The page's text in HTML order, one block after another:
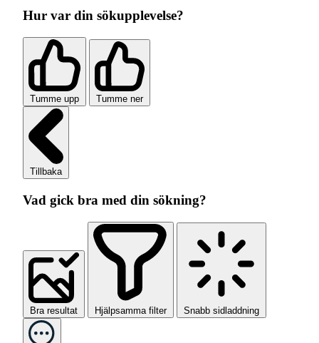
Hur var din sökupplevelse?
Tumme upp Tumme ner
Tillbaka
Vad gick bra med din sökning?
Bra resultat Hjälpsamma filter Snabb sidladdning